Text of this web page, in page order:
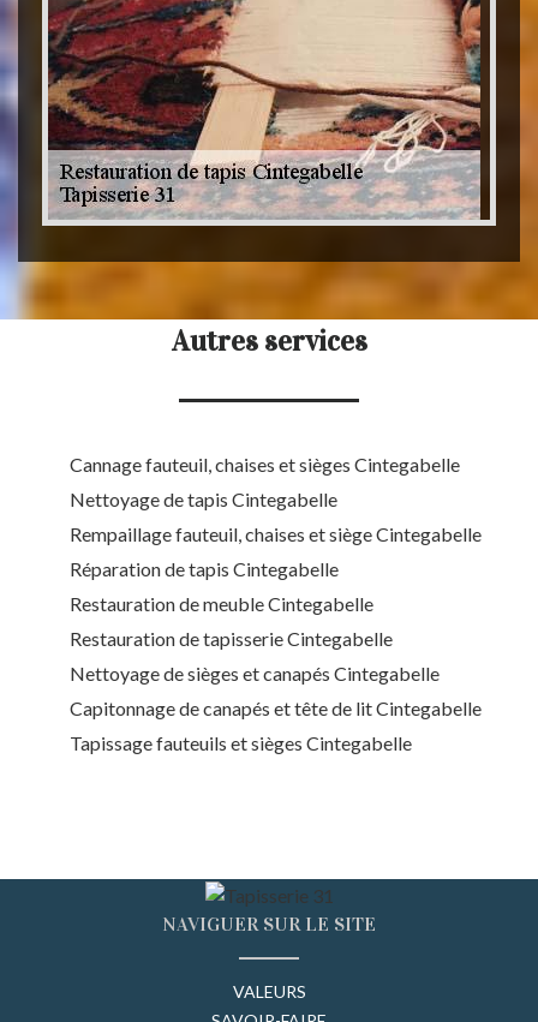
Autres services
Cannage fauteuil, chaises et sièges Cintegabelle
Nettoyage de tapis Cintegabelle
Rempaillage fauteuil, chaises et siège Cintegabelle
Réparation de tapis Cintegabelle
Restauration de meuble Cintegabelle
Restauration de tapisserie Cintegabelle
Nettoyage de sièges et canapés Cintegabelle
Capitonnage de canapés et tête de lit Cintegabelle
Tapissage fauteuils et sièges Cintegabelle
NAVIGUER SUR LE SITE
VALEURS